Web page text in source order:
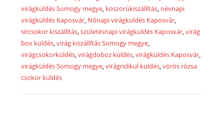
mennyiség
virágküldés Somogy megye koszorúkiszállítás névnapi
virágküldés Kaposvár Nőnapi virágküldés Kaposvár
sírcsokor kiszállítás ,születésnapi virágküldés Kaposvár ,virág
box küldés ,virág kiszállítás Somogy megye
virágcsokorküldés ,virágdoboz küldés ,virágküldés Kaposvár
virágküldés Somogy megye ,virágridikül küldés ,vörös rózsa
csokor küldés